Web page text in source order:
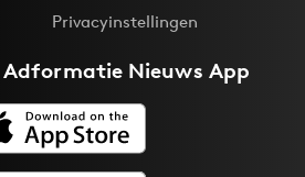
Privacyinstellingen
Adformatie Nieuws App